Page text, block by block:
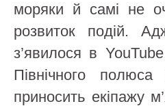
моряки й самі не
розвиток подій.
з’явилося в
Північного полюса
приносить екіпажу